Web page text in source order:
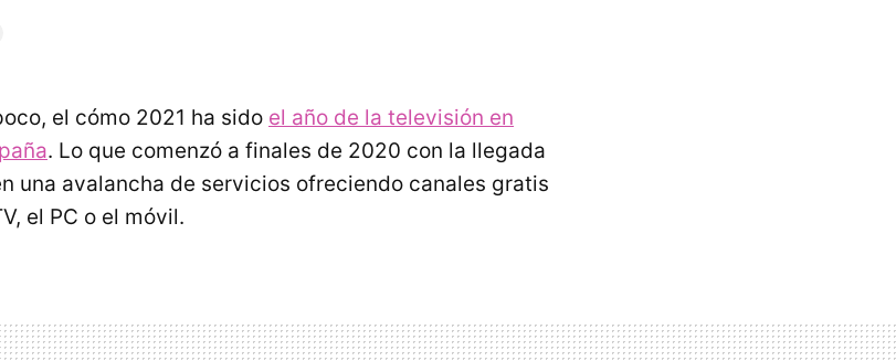
el cómo 2021 ha sido el año de la televisión en
. Lo que comenzó a finales de 2020 con la llegada
una avalancha de servicios ofreciendo canales gratis
el PC o el móvil.